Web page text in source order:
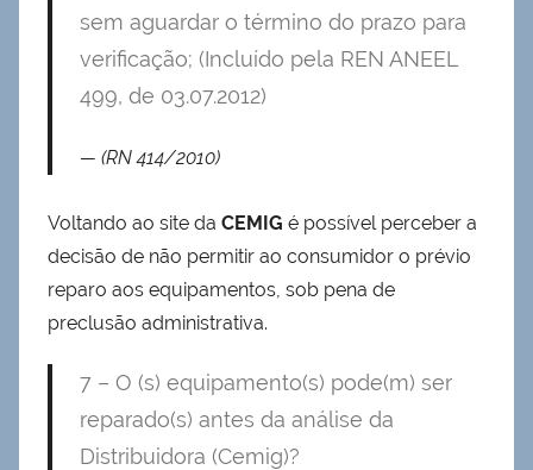
sem aguardar o término do prazo para
verificação; (Incluído pela REN ANEEL
499, de 03.07.2012)
(RN 414/2010)
Voltando ao site da CEMIG é possível perceber a
decisão de não permitir ao consumidor o prévio
reparo aos equipamentos, sob pena de
preclusão administrativa.
7 – O (s) equipamento(s) pode(m) ser
reparado(s) antes da análise da
Distribuidora (Cemig)?